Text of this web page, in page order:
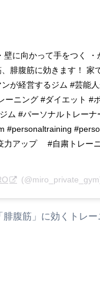
に向かって手をつく ・
腓腹筋に効きます！ 家
が経営するジム #芸能
ニング #ダイエット #
ム #パーソナルトレー
#personaltraining
力アップ #自粛トレー
腹筋」に効くトレー